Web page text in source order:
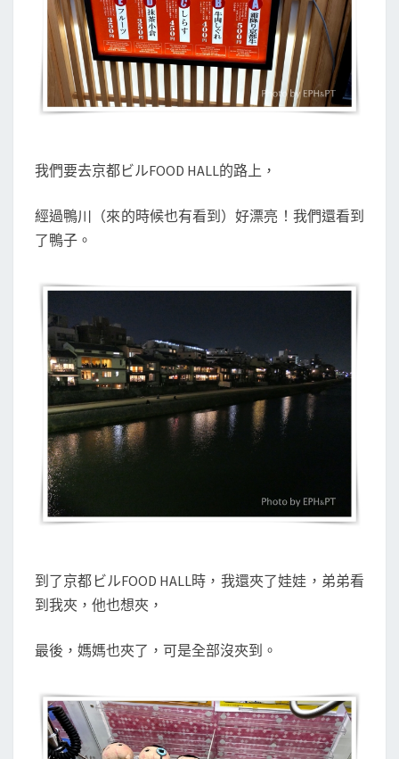
我們要去京都ビルFOOD HALL的路上，
經過鴨川（來的時候也有看到）好漂亮！ 我們還看到
了鴨子。
到了京都ビルFOOD HALL時，我還夾了娃娃，弟弟看
到我夾，他也想夾，
最後，媽媽也夾了，可是全部沒夾到。